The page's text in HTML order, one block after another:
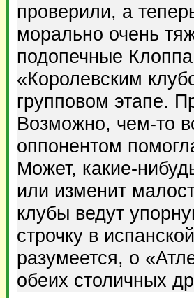
проверили, а
морально очень
подопечные
«Королевским
групповом этапе.
Возможно, чем-то
оппонентом
Может, какие-
или изменит
клубы ведут
строчку в
разумеется, о
обеих столичных